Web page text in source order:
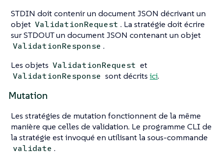
STDIN doit contenir un document JSON décrivant un
objet ValidationRequest . La stratégie doit écrire
sur STDOUT un document JSON contenant un objet
ValidationResponse .
Les objets ValidationRequest et
ValidationResponse sont décritsici.
Mutation
Les stratégies de mutation fonctionnent de la même
manière que celles de validation. Le programme CLI de
la stratégie est invoqué en utilisant la sous-commande
validate .